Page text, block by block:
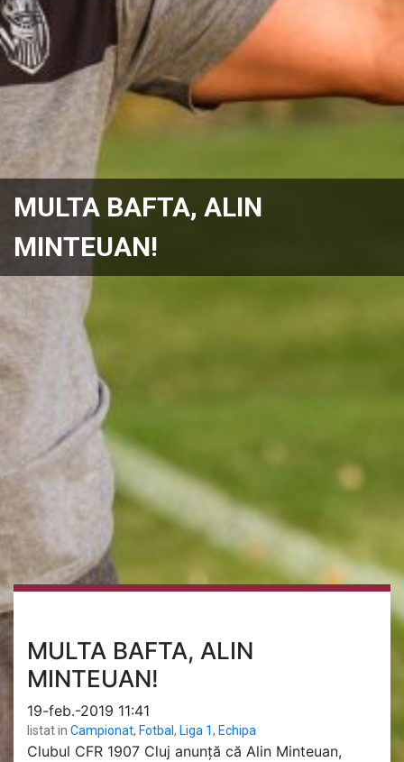
MULTA BAFTA, ALIN
MINTEUAN!
MULTA BAFTA, ALIN
MINTEUAN!
19-feb.-2019 11:41
listat in Campionat, Fotbal , Liga 1, Echipa
Clubul CFR 1907 Cluj anunță că Alin Minteuan,